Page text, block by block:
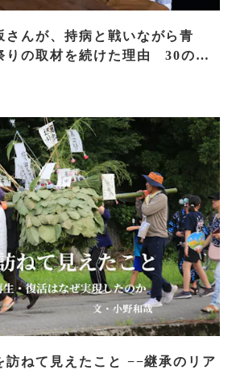
さんが、持病と戦いながら青
りの取材を続けた理由 30の山
訪ねて見えたこと −−継承のリア